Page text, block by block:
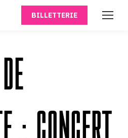
BILLETTERIE
: CONCERT